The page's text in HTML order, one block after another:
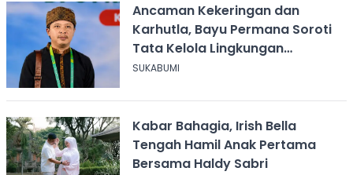
Ancaman Kekeringan dan
Karhutla, Bayu Permana Soroti
Tata Kelola Lingkungan
Sukabumi
SUKABUMI
Kabar Bahagia, Irish Bella
Tengah Hamil Anak Pertama
Bersama Haldy Sabri